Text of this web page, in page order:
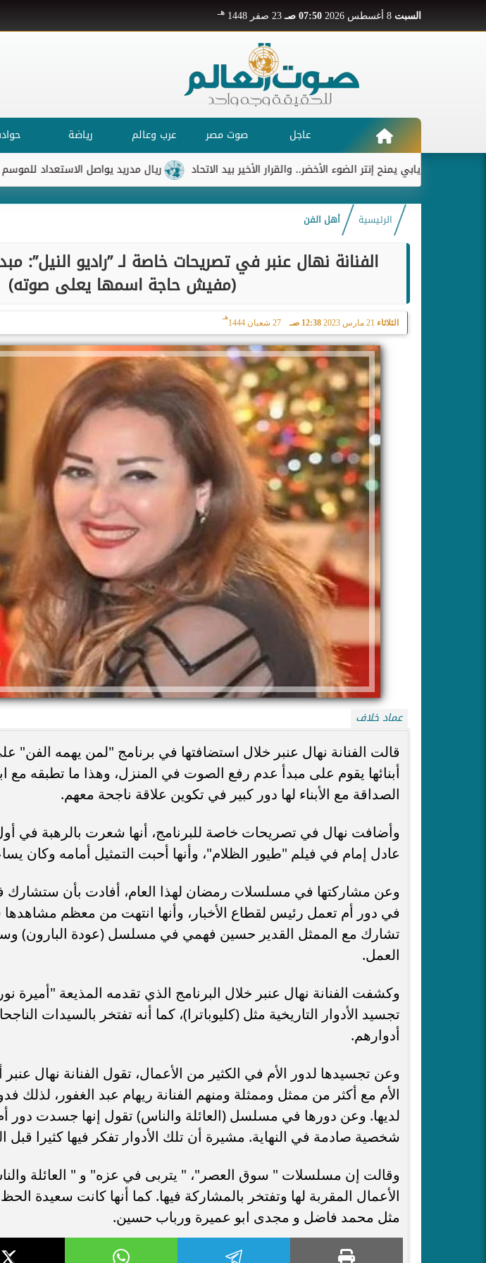
السبت 07:50 صـ 23 صفر 1448 هـ
عاجل صوت مصر عرب وعالم رياضة
ريال مدريد يواصل الاستعداد للموسم الجديد.. ديابي يمنح إنتر الضوء الأخضر.. والقرار الأخير بيد الاتحاد
الرئيسية أهل الفن
الفنانة نهال عنبر في تصريحات خاصة لـ ”راديو النيل”:
(مفيش حاجة اسمها يعلى صوته)
الثلاثاء 12:38 صـ 27 شعبان 1444
هـ
عماد خلاف
قالت الفنانة نهال عنبر خلال استضافتها في برنامج "لمن يهمه الفن"
أبنائها يقوم على مبدأ عدم رفع الصوت في المنزل، وهذا ما تطبقه مع
الصداقة مع الأبناء لها دور كبير في تكوين علاقة ناجحة معهم.
وأضافت نهال في تصريحات خاصة للبرنامج، أنها شعرت بالرهبة في
عادل إمام في فيلم "طيور الظلام"، وأنها أحبت التمثيل أمامه وكان
في دور أم تعمل رئيس لقطاع الأخبار، وأنها انتهت من معظم
تشارك مع الممثل القدير حسين فهمي في مسلسل (عودة البارون)
العمل.
وكشفت الفنانة نهال عنبر خلال البرنامج الذي تقدمه المذيعة "أميرة
تجسيد الأدوار التاريخية مثل (كليوباترا)، كما أنه تفتخر بالسيدات
أدوارهم.
وعن تجسيدها لدور الأم في الكثير من الأعمال، تقول الفنانة نهال
الأم مع أكثر من ممثل وممثلة ومنهم الفنانة ريهام عبد الغفور، لذلك
لديها. وعن دورها في مسلسل (العائلة والناس) تقول إنها جسدت دور
شخصية صادمة في النهاية. مشيرة أن تلك الأدوار تفكر فيها كثيرا قبل
وقالت إن مسلسلات " سوق العصر"، " يتربى في عزه" و " العائلة
الأعمال المقربة لها وتفتخر بالمشاركة فيها. كما أنها كانت سعيدة
مثل محمد فاضل و مجدى ابو عميرة ورباب حسين.